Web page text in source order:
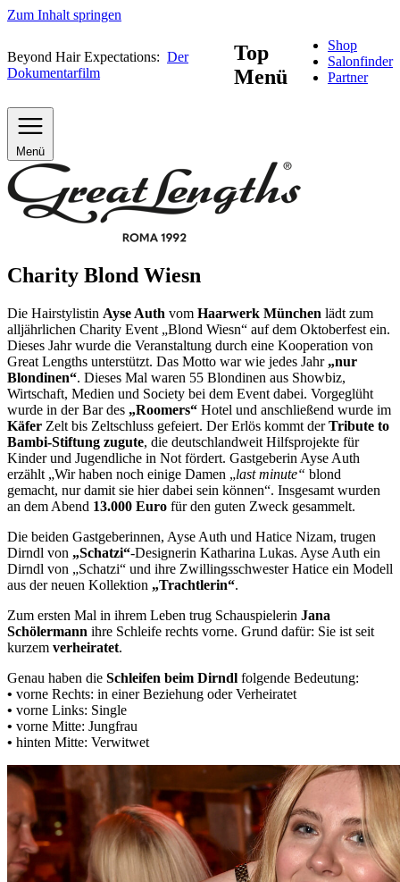
Zum Inhalt springen
Beyond Hair Expectations: Der
Dokumentarfilm
Top
Menü
Shop
Salonfinder
Partner
Menü
Charity Blond Wiesn
Die Hairstylistin Ayse Auth vom Haarwerk München lädt zum
alljährlichen Charity Event „Blond Wiesn“ auf dem Oktoberfest ein.
Dieses Jahr wurde die Veranstaltung durch eine Kooperation von
Great Lengths unterstützt. Das Motto war wie jedes Jahr „nur
Blondinen“. Dieses Mal waren 55 Blondinen aus Showbiz,
Wirtschaft, Medien und Society bei dem Event dabei. Vorgeglüht
wurde in der Bar des „Roomers“ Hotel und anschließend wurde im
Käfer Zelt bis Zeltschluss gefeiert. Der Erlös kommt derTribute to
Bambi-Stiftung zugute, die deutschlandweit Hilfsprojekte für
Kinder und Jugendliche in Not fördert. Gastgeberin Ayse Auth
erzählt „Wir haben noch einige Damen „last minute“ blond
gemacht, nur damit sie hier dabei sein können“. Insgesamt wurden
an dem Abend 13.000 Euro für den guten Zweck gesammelt.
Die beiden Gastgeberinnen, Ayse Auth und Hatice Nizam, trugen
Dirndl von „Schatzi“-Designerin Katharina Lukas. Ayse Auth ein
Dirndl von „Schatzi“ und ihre Zwillingsschwester Hatice ein Modell
aus der neuen Kollektion „Trachtlerin“.
Zum ersten Mal in ihrem Leben trug Schauspielerin Jana
Schölermann ihre Schleife rechts vorne. Grund dafür: Sie ist seit
kurzem verheiratet.
Genau haben die Schleifen beim Dirndl folgende Bedeutung:
• vorne Rechts: in einer Beziehung oder Verheiratet
• vorne Links: Single
• vorne Mitte: Jungfrau
• hinten Mitte: Verwitwet